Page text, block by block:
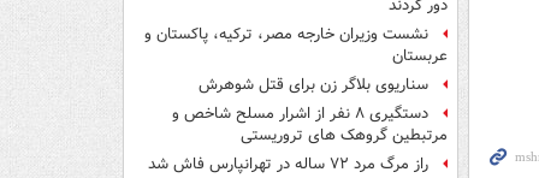
دور کردند
نشست وزیران خارجه مصر، ترکیه، پاکستان و
عربستان
سناریوی بلاگر زن برای قتل شوهرش
دستگیری ۸ نفر از اشرار مسلح شاخص و
مرتبطین گروهک های تروریستی
راز مرگ مرد ۷۲ ساله در تهرانپارس فاش شد